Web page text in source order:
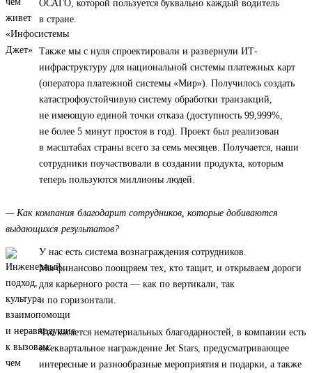
ОСАГО, которой пользуется буквально каждый водитель
в стране.
Также мы с нуля спроектировали и развернули ИТ-
инфраструктуру для национальной системы платежных карт
(оператора платежной системы «Мир»). Получилось создать
катастрофоустойчивую систему обработки транзакций,
не имеющую единой точки отказа (доступность 99,999%,
не более 5 минут простоя в год). Проект был реализован
в масштабах страны всего за семь месяцев. Получается, наши
сотрудники поучаствовали в создании продукта, которым
теперь пользуются миллионы людей.
— Как компания благодарит сотрудников, которые добиваются
выдающихся результатов?
У нас есть система вознаграждения сотрудников.
Мы финансово поощряем тех, кто тащит, и открываем дороги
для карьерного роста — как по вертикали, так
и по горизонтали.
Что касается нематериальных благодарностей, в компании есть
ежеквартальное награждение Jet Stars, предусматривающее
интересные и разнообразные мероприятия и подарки, а также